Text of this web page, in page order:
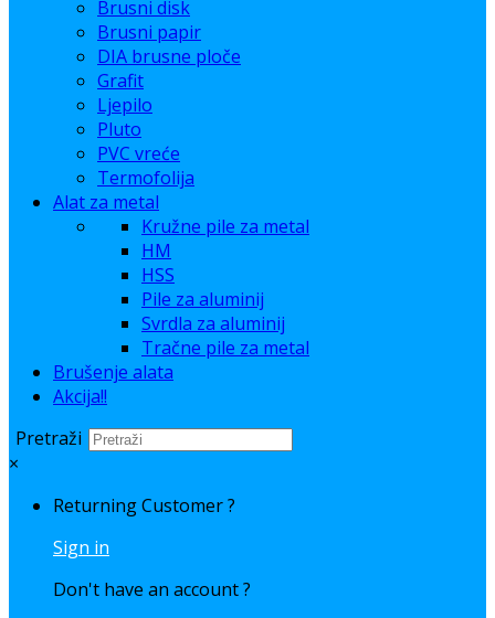
Brusni disk
Brusni papir
DIA brusne ploče
Grafit
Ljepilo
Pluto
PVC vreće
Termofolija
Alat za metal
Kružne pile za metal
HM
HSS
Pile za aluminij
Svrdla za aluminij
Tračne pile za metal
Brušenje alata
Akcija!!
Pretraži
×
Returning Customer ?
Sign in
Don't have an account ?